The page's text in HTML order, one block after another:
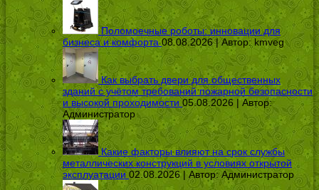
Поломоечные роботы: инновации для
бизнеса и комфорта 08.08.2026 | Автор: kmveg
Как выбрать двери для общественных
зданий с учётом требований пожарной безопасности
и высокой проходимости 05.08.2026 | Автор:
Администратор
Какие факторы влияют на срок службы
металлических конструкций в условиях открытой
эксплуатации 02.08.2026 | Автор:Администратор